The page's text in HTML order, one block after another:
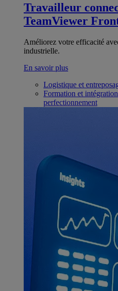
Travailleur
TeamViewer
Améliorez votre efficacité
industrielle.
En savoir plus
Logistique et
Formation et intégration
perfectionnement